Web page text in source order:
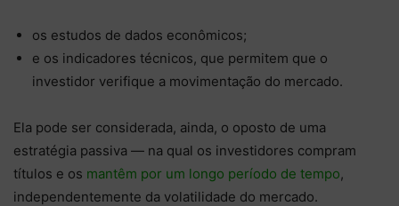
os estudos de dados econômicos;
e os indicadores técnicos, que permitem que o
investidor verifique a movimentação do mercado.
Ela pode ser considerada, ainda, o oposto de uma
estratégia passiva — na qual os investidores compram
títulos e os mantêm por um longo período de tempo,
independentemente da volatilidade do mercado.